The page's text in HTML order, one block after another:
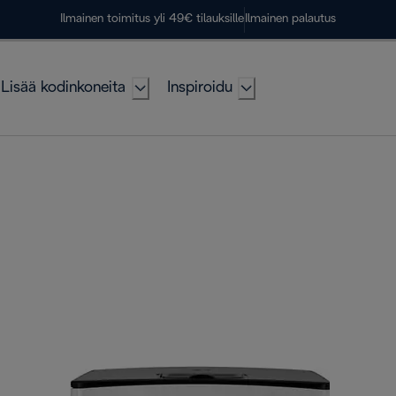
Ilmainen toimitus yli 49€ tilauksille Ilmainen palautus
Lisää kodinkoneita Inspiroidu